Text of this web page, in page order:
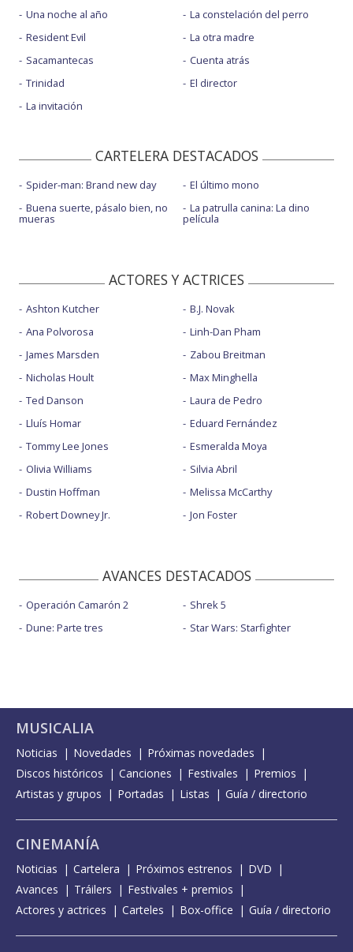
Una noche al año
Resident Evil
Sacamantecas
Trinidad
La invitación
La constelación del perro
La otra madre
Cuenta atrás
El director
CARTELERA DESTACADOS
Spider-man: Brand new day
Buena suerte, pásalo bien, no
mueras
El último mono
La patrulla canina: La dino
película
ACTORES Y ACTRICES
Ashton Kutcher
Ana Polvorosa
James Marsden
Nicholas Hoult
Ted Danson
Lluís Homar
Tommy Lee Jones
Olivia Williams
Dustin Hoffman
Robert Downey Jr.
B.J. Novak
Linh-Dan Pham
Zabou Breitman
Max Minghella
Laura de Pedro
Eduard Fernández
Esmeralda Moya
Silvia Abril
Melissa McCarthy
Jon Foster
AVANCES DESTACADOS
Operación Camarón 2
Dune: Parte tres
Shrek 5
Star Wars: Starfighter
MUSICALIA
Noticias Novedades
Próximas novedades
Discos históricos
Canciones Festivales
Premios
Artistas y grupos
Portadas Listas Guía / directorio
CINEMANÍA
Noticias Cartelera Próximos estrenos
DVD
Avances
Tráilers
Festivales + premios
Actores y actrices
Carteles Box-office Guía / directorio